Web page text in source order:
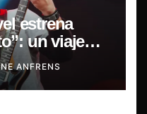
estrena
un viaje
y la memoria.
ANFRENS